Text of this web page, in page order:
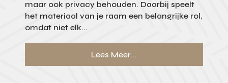
maar ook privacy behouden. Daarbij speelt
het materiaal van je raam een belangrijke rol,
omdat niet elk...
Lees Meer...